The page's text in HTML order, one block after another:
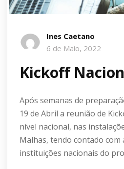
Ines Caetano
6 de Maio, 2022
Kickoff
Após semanas de
19 de Abril a reunião de
nível nacional, nas
Malhas, tendo contado com
instituições nacionais do